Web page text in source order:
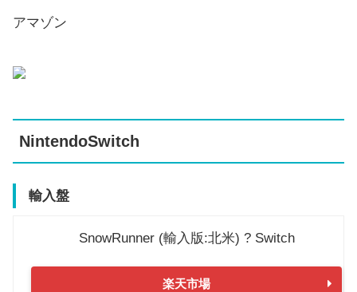
アマゾン
NintendoSwitch
輸入盤
SnowRunner (輸入版:北米) ? Switch
楽天市場